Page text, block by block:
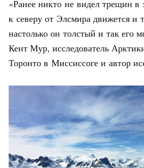
«Ранее никто не видел трещин в
к северу от Элсмира движется и
настолько он толстый и так его
Кент Мур, исследователь
Торонто в Миссиссоге и автор